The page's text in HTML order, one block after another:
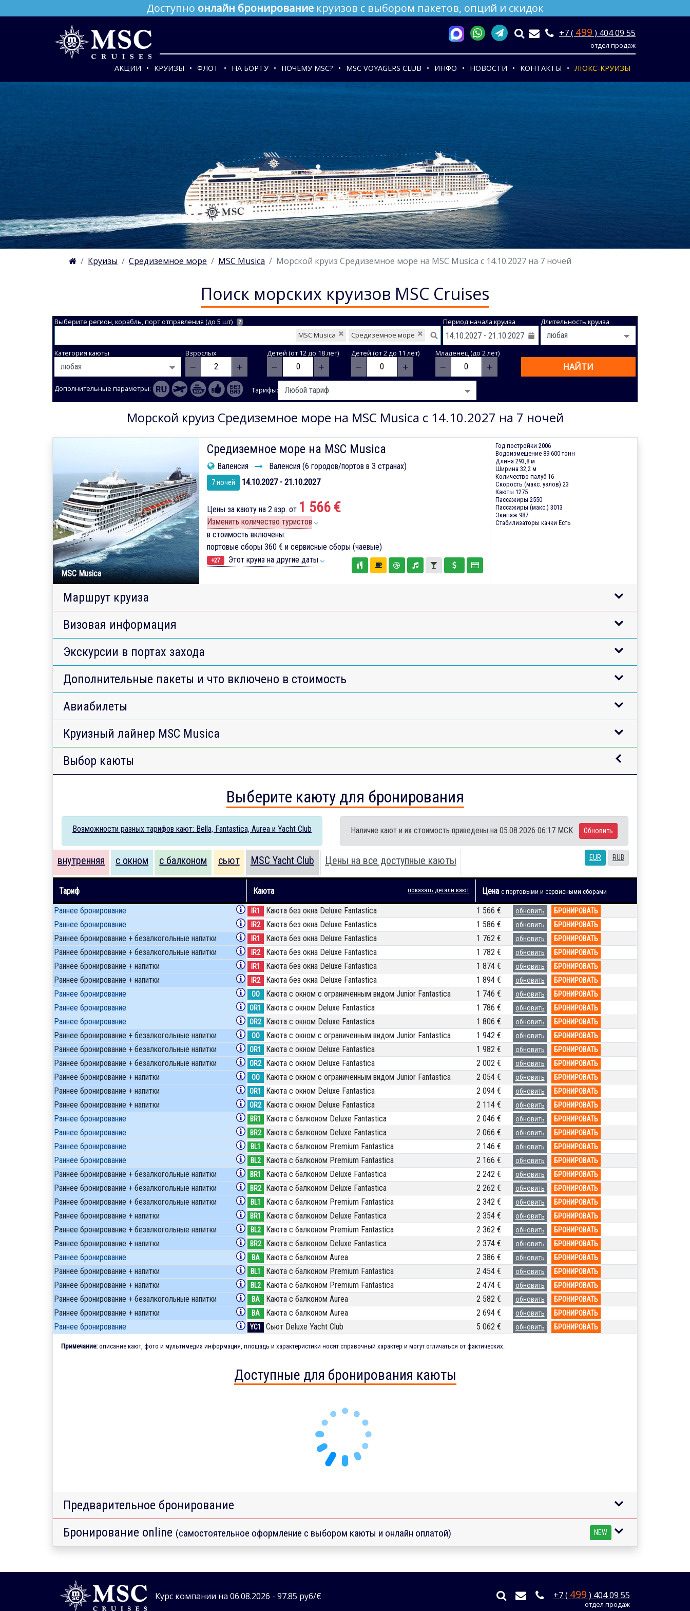
Доступно онлайн бронирование круизов с выбором пакетов, опций и скидок
+7 ( 499 ) 404 09 55
отдел продаж
АКЦИИ КРУИЗЫ ФЛОТ НА БОРТУ ПОЧЕМУ MSC? MSC VOYAGERS CLUB ИНФО НОВОСТИ КОНТАКТЫ ЛЮКС-КРУИЗЫ
Круизы Средиземное море MSC Musica Морской круиз Средиземное море на MSC Musica с 14.10.2027 на 7 ночей
Поиск морских круизов MSC Cruises
Выберите регион, корабль, порт отправления (до 5 шт) ?
Средиземное море
MSC Musica
Период начала круиза Длительность круиза
Категория каюты Взрослых
− +
Детей (от 12 до 18 лет)
− +
Детей (от 2 до 11 лет)
− +
Младенец (до 2 лет)
− + НАЙТИ
Дополнительные параметры: Тарифы:
Морской круиз Средиземное море на MSC Musica с 14.10.2027 на 7 ночей
MSC Musica
Средиземное море на MSC Musica
Валенсия Валенсия (6 городов/портов в 3 странах)
7 ночей 14.10.2027 - 21.10.2027
Цены за каюту на 2 взр. от 1 566 €
Изменить количество туристов
в стоимость включены:
портовые сборы 360 € и сервисные сборы (чаевые)
+27 Этот круиз на другие даты
Год постройки 2006
Водоизмещение 89 600 тонн
Длина 293,8 м
Ширина 32,2 м
Количество палуб 16
Скорость (макс. узлов) 23
Каюты 1275
Пассажиры 2550
Пассажиры (макс.) 3013
Экипаж 987
Стабилизаторы качки Есть
Маршрут круиза
Визовая информация
Экскурсии в портах захода
Дополнительные пакеты и что включено в стоимость
Авиабилеты
Круизный лайнер MSC Musica
Выбор каюты
Выберите каюту для бронирования
Возможности разных тарифов кают: Bella, Fantastica, Aurea и Yacht Club Наличие кают и их стоимость приведены на 05.08.2026 06:17 MCK Обновить
EUR RUB
внутренняя с окном с балконом сьют MSC Yacht Club Цены на все доступные каюты
Тариф Каюта показать детали кают Цена с портовыми и сервисными сборами
Раннее бронирование IR1 Каюта без окна Deluxe Fantastica 1 566 € обновить БРОНИРОВАТЬ
Раннее бронирование IR2 Каюта без окна Deluxe Fantastica 1 586 € обновить БРОНИРОВАТЬ
Раннее бронирование + безалкогольные напитки IR1 Каюта без окна Deluxe Fantastica 1 762 € обновить БРОНИРОВАТЬ
Раннее бронирование + безалкогольные напитки IR2 Каюта без окна Deluxe Fantastica 1 782 € обновить БРОНИРОВАТЬ
Раннее бронирование + напитки IR1 Каюта без окна Deluxe Fantastica 1 874 € обновить БРОНИРОВАТЬ
Раннее бронирование + напитки IR2 Каюта без окна Deluxe Fantastica 1 894 € обновить БРОНИРОВАТЬ
Раннее бронирование OO Каюта с окном с ограниченным видом Junior Fantastica 1 746 € обновить БРОНИРОВАТЬ
Раннее бронирование OR1 Каюта с окном Deluxe Fantastica 1 786 € обновить БРОНИРОВАТЬ
Раннее бронирование OR2 Каюта с окном Deluxe Fantastica 1 806 € обновить БРОНИРОВАТЬ
Раннее бронирование + безалкогольные напитки OO Каюта с окном с ограниченным видом Junior Fantastica 1 942 € обновить БРОНИРОВАТЬ
Раннее бронирование + безалкогольные напитки OR1 Каюта с окном Deluxe Fantastica 1 982 € обновить БРОНИРОВАТЬ
Раннее бронирование + безалкогольные напитки OR2 Каюта с окном Deluxe Fantastica 2 002 € обновить БРОНИРОВАТЬ
Раннее бронирование + напитки OO Каюта с окном с ограниченным видом Junior Fantastica 2 054 € обновить БРОНИРОВАТЬ
Раннее бронирование + напитки OR1 Каюта с окном Deluxe Fantastica 2 094 € обновить БРОНИРОВАТЬ
Раннее бронирование + напитки OR2 Каюта с окном Deluxe Fantastica 2 114 € обновить БРОНИРОВАТЬ
Раннее бронирование BR1 Каюта с балконом Deluxe Fantastica 2 046 € обновить БРОНИРОВАТЬ
Раннее бронирование BR2 Каюта с балконом Deluxe Fantastica 2 066 € обновить БРОНИРОВАТЬ
Раннее бронирование BL1 Каюта с балконом Premium Fantastica 2 146 € обновить БРОНИРОВАТЬ
Раннее бронирование BL2 Каюта с балконом Premium Fantastica 2 166 € обновить БРОНИРОВАТЬ
Раннее бронирование + безалкогольные напитки BR1 Каюта с балконом Deluxe Fantastica 2 242 € обновить БРОНИРОВАТЬ
Раннее бронирование + безалкогольные напитки BR2 Каюта с балконом Deluxe Fantastica 2 262 € обновить БРОНИРОВАТЬ
Раннее бронирование + безалкогольные напитки BL1 Каюта с балконом Premium Fantastica 2 342 € обновить БРОНИРОВАТЬ
Раннее бронирование + напитки BR1 Каюта с балконом Deluxe Fantastica 2 354 € обновить БРОНИРОВАТЬ
Раннее бронирование + безалкогольные напитки BL2 Каюта с балконом Premium Fantastica 2 362 € обновить БРОНИРОВАТЬ
Раннее бронирование + напитки BR2 Каюта с балконом Deluxe Fantastica 2 374 € обновить БРОНИРОВАТЬ
Раннее бронирование BA Каюта с балконом Aurea 2 386 € обновить БРОНИРОВАТЬ
Раннее бронирование + напитки BL1 Каюта с балконом Premium Fantastica 2 454 € обновить БРОНИРОВАТЬ
Раннее бронирование + напитки BL2 Каюта с балконом Premium Fantastica 2 474 € обновить БРОНИРОВАТЬ
Раннее бронирование + безалкогольные напитки BA Каюта с балконом Aurea 2 582 € обновить БРОНИРОВАТЬ
Раннее бронирование + напитки BA Каюта с балконом Aurea 2 694 € обновить БРОНИРОВАТЬ
Раннее бронирование YC1 Сьют Deluxe Yacht Club 5 062 € обновить БРОНИРОВАТЬ
Примечание: описание кают, фото и мультимедиа информация, площадь и характеристики носят справочный характер и могут отличаться от фактических.
Доступные для бронирования каюты
Предварительное бронирование
Бронирование online (самостоятельное оформление с выбором каюты и онлайн оплатой) NEW
Курс компании на 06.08.2026 - 97.85 руб/€ +7 ( 499 ) 404 09 55
отдел продаж